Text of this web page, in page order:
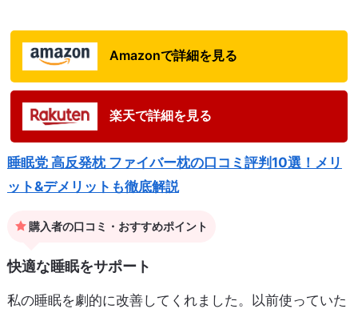
Amazonで詳細を見る
楽天で詳細を見る
睡眠党 高反発枕 ファイバー枕の口コミ評判10選！メリ
ット&デメリットも徹底解説
購入者の口コミ・おすすめポイント
快適な睡眠をサポート
私の睡眠を劇的に改善してくれました。以前使っていた